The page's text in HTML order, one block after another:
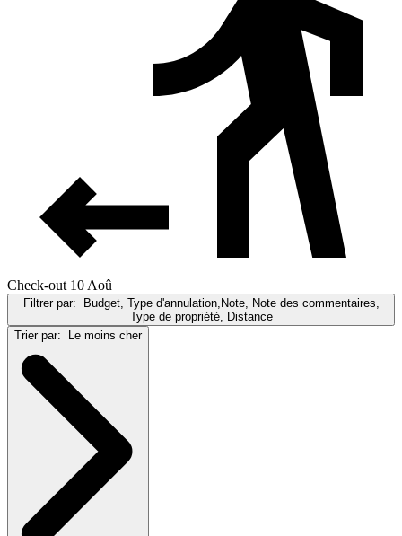
Check-out 10 Aoû
Filtrer par:
Budget, Type d'annulation,Note, Note des commentaires,
Type de propriété, Distance
Trier par:
Le moins cher